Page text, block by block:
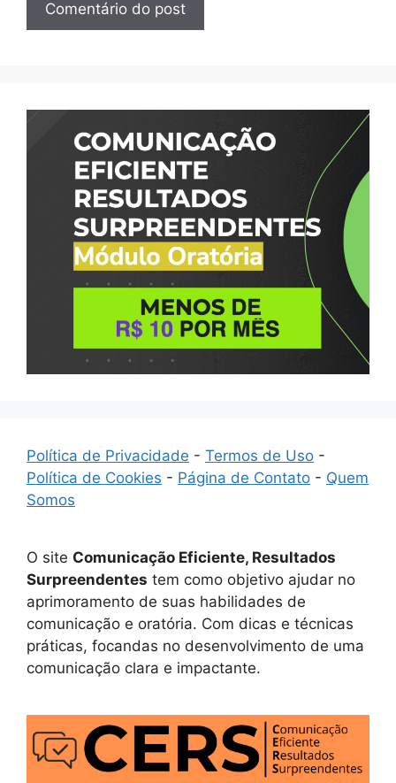
Política de Privacidade - Termos de Uso -
Política de Cookies - Página de Contato - Quem
Somos
O site Comunicação Eficiente, Resultados
Surpreendentes tem como objetivo ajudar no
aprimoramento de suas habilidades de
comunicação e oratória. Com dicas e técnicas
práticas, focandas no desenvolvimento de uma
comunicação clara e impactante.